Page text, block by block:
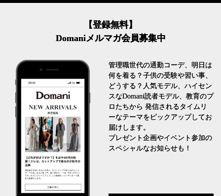
【登録無料】
Domaniメルマガ会員募集中
管理職世代の通勤コーデ、明日は
何を着る？子供の受験や習い事、
どうする？人気モデル、ハイセン
スなDomani読者モデル、教育のプ
ロたちから 発信されるタイムリ
ーなテーマをピックアップしてお
届けします。
プレゼント企画やイベント参加の
スペシャルなお知らせも！